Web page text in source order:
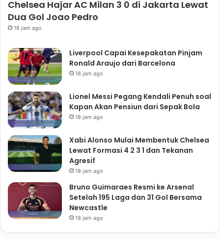
Chelsea Hajar AC Milan 3 0 di Jakarta Lewat
Dua Gol Joao Pedro
18 jam ago
Liverpool Capai Kesepakatan Pinjam
Ronald Araujo dari Barcelona
18 jam ago
Lionel Messi Pegang Kendali Penuh soal
Kapan Akan Pensiun dari Sepak Bola
18 jam ago
Xabi Alonso Mulai Membentuk Chelsea
Lewat Formasi 4 2 3 1 dan Tekanan
Agresif
18 jam ago
Bruno Guimaraes Resmi ke Arsenal
Setelah 195 Laga dan 31 Gol Bersama
Newcastle
18 jam ago